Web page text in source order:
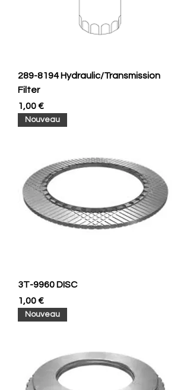
289-8194 Hydraulic/Transmission
Filter
Prix
1,00 €
Nouveau
3T-9960 DISC
Prix
1,00 €
Nouveau